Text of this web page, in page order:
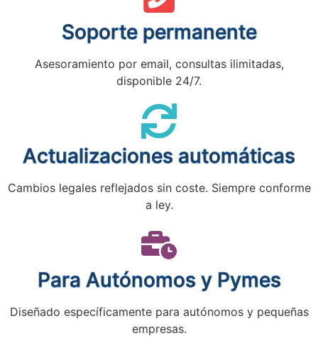
Soporte permanente
Asesoramiento por email, consultas ilimitadas,
disponible 24/7.
Actualizaciones automáticas
Cambios legales reflejados sin coste. Siempre conforme
a ley.
Para Autónomos y Pymes
Diseñado específicamente para autónomos y pequeñas
empresas.